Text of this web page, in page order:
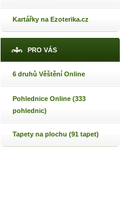
Kartářky na Ezoterika.cz
PRO VÁS
6 druhů Věštění Online
Pohlednice Online (333
pohlednic)
Tapety na plochu (91 tapet)